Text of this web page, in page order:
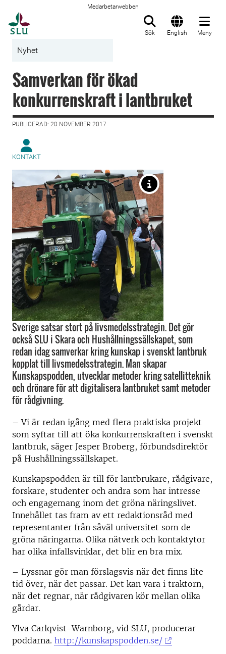
Medarbetarwebben
Sök English Meny
Nyhet
Samverkan för ökad
konkurrenskraft i lantbruket
PUBLICERAD: 20 NOVEMBER 2017
KONTAKT
Sverige satsar stort på livsmedelsstrategin. Det gör
också SLU i Skara och Hushållningssällskapet, som
redan idag samverkar kring kunskap i svenskt lantbruk
kopplat till livsmedelsstrategin. Man skapar
Kunskapspodden, utvecklar metoder kring satellitteknik
och drönare för att digitalisera lantbruket samt metoder
för rådgivning.
– Vi är redan igång med flera praktiska projekt
som syftar till att öka konkurrenskraften i svenskt
lantbruk, säger Jesper Broberg, förbundsdirektör
på Hushållningssällskapet.
Kunskapspodden är till för lantbrukare, rådgivare,
forskare, studenter och andra som har intresse
och engagemang inom det gröna näringslivet.
Innehållet tas fram av ett redaktionsråd med
representanter från såväl universitet som de
gröna näringarna. Olika nätverk och kontaktytor
har olika infallsvinklar, det blir en bra mix.
– Lyssnar gör man förslagsvis när det finns lite
tid över, när det passar. Det kan vara i traktorn,
när det regnar, när rådgivaren kör mellan olika
gårdar.
Ylva Carlqvist-Warnborg, vid SLU, producerar
poddarna. http://kunskapspodden.se/